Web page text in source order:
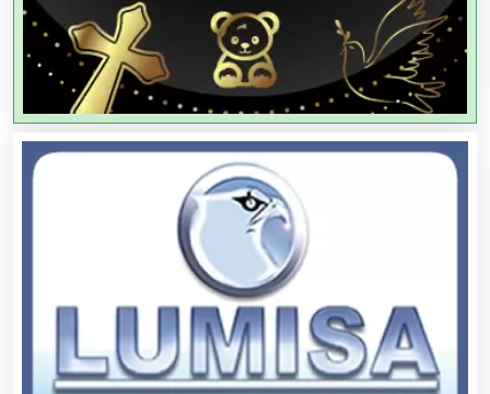
Agua Purificada
Aire Acondicionado
Alimentos